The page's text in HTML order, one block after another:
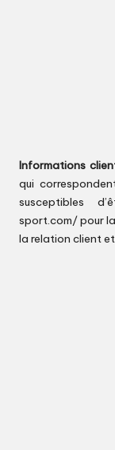
Informations
qui
susceptibles
sport.com/pour
la relation client